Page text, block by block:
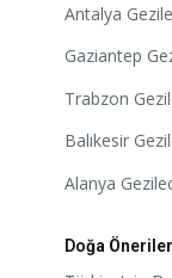
Antalya
Gaziantep
Trabzon
Balıkesir
Alanya
Doğa